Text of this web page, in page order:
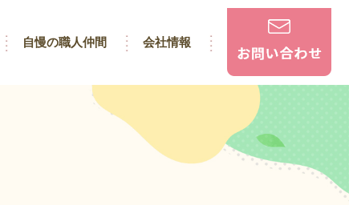
自慢の職人仲間 会社情報